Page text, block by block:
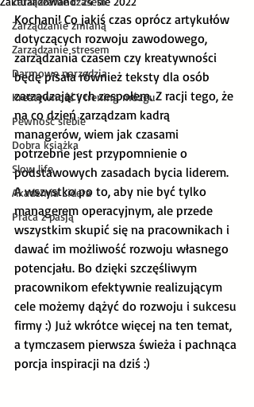
Zarządzanie zmianą
Zarządzanie stresem
Darmowe narzędzia
Kreatywność i trening mózgu
Pewność siebie
Dobra książka
Slow life
Akademia Lidera
Praca z pasją
Kochani! Co jakiś czas oprócz artykułów
dotyczących rozwoju zawodowego,
zarządzania czasem czy kreatywności
będę pisała również teksty dla osób
zarządzających zespołem. Z racji tego, że
na co dzień zarządzam kadrą
managerów, wiem jak czasami
potrzebne jest przypomnienie o
podstawowych zasadach bycia liderem.
A wszystko po to, aby nie być tylko
managerem operacyjnym, ale przede
wszystkim skupić się na pracownikach i
dawać im możliwość rozwoju własnego
potencjału. Bo dzięki szczęśliwym
pracownikom efektywnie realizującym
cele możemy dążyć do rozwoju i sukcesu
firmy :) Już wkrótce więcej na ten temat,
a tymczasem pierwsza świeża i pachnąca
porcja inspiracji na dziś :)